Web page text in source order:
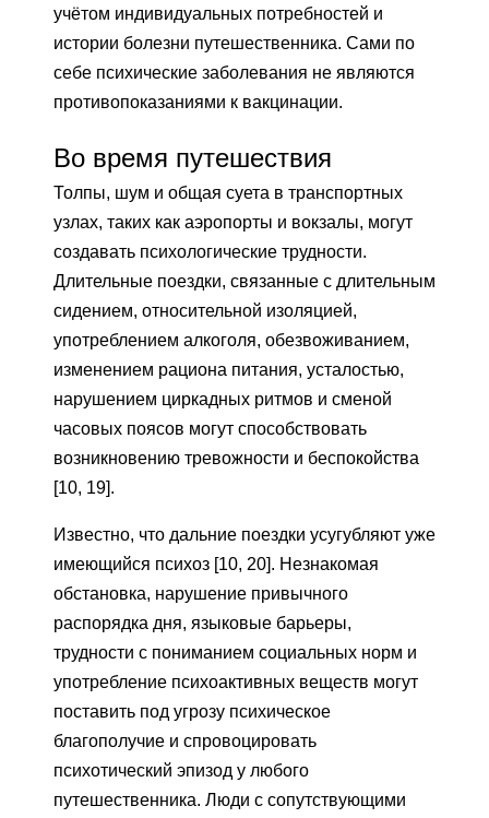
учётом индивидуальных потребностей и
истории болезни путешественника. Сами по
себе психические заболевания не являются
противопоказаниями к вакцинации.
Во время путешествия
Толпы, шум и общая суета в транспортных
узлах, таких как аэропорты и вокзалы, могут
создавать психологические трудности.
Длительные поездки, связанные с длительным
сидением, относительной изоляцией,
употреблением алкоголя, обезвоживанием,
изменением рациона питания, усталостью,
нарушением циркадных ритмов и сменой
часовых поясов могут способствовать
возникновению тревожности и беспокойства
[10, 19].
Известно, что дальние поездки усугубляют уже
имеющийся психоз [10, 20]. Незнакомая
обстановка, нарушение привычного
распорядка дня, языковые барьеры,
трудности с пониманием социальных норм и
употребление психоактивных веществ могут
поставить под угрозу психическое
благополучие и спровоцировать
психотический эпизод у любого
путешественника. Люди с сопутствующими